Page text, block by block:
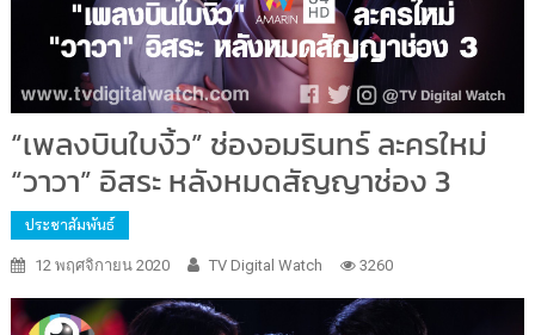
“เพลงบินใบงิ้ว” ช่องอมรินทร์ ละครใหม่
“วาวา” อิสระ หลังหมดสัญญาช่อง 3
ประชาสัมพันธ์
12 พฤศจิกายน 2020 TV Digital Watch 3260